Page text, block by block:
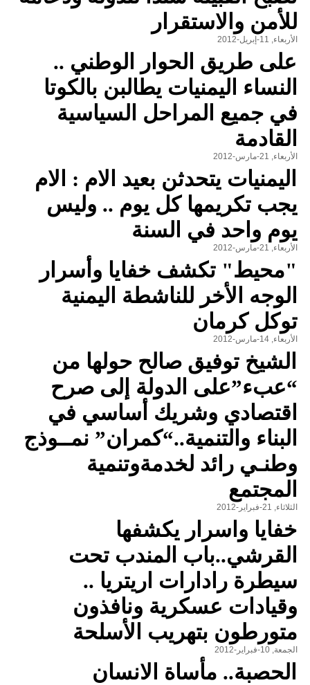
للأمن والاستقرار
الأربعاء, 11-إبريل-2012
على طريق الحوار الوطني ..
النساء اليمنيات يطالبن بالكوتا
في جميع المراحل السياسية
القادمة
الأربعاء, 21-مارس-2012
اليمنيات يتحدثن بعيد الام : الام
يجب تكريمها كل يوم .. وليس
يوم واحد في السنة
الأربعاء, 21-مارس-2012
"محيط" تكشف خفايا وأسرار
الوجه الأخر للناشطة اليمنية
توكل كرمان
الأربعاء, 14-مارس-2012
الشيخ توفيق صالح حولها من
“عبء”على الدولة إلى صرح
اقتصادي وشريك أساسي في
البناء والتنمية..“كمران” نمــوذج
وطنـي رائد لخدمةوتنمية
المجتمع
الثلاثاء, 21-فبراير-2012
خفايا واسرار يكشفها
القرشي..باب المندب تحت
سيطرة رادارات اريتريا ..
وقيادات عسكرية ونافذون
متورطون بتهريب الأسلحة
الجمعة, 10-فبراير-2012
الحصبة.. مأساة الانسان